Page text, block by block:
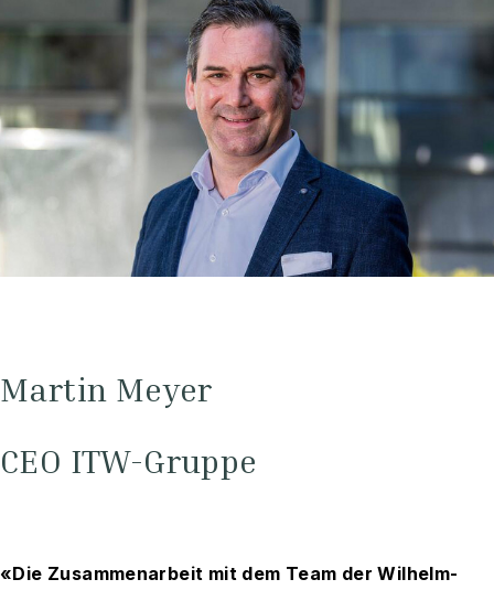
Martin Meyer
CEO ITW-Gruppe
«Die Zusammenarbeit mit dem Team der Wilhelm-